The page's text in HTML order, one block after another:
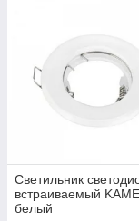
Светильник
встраиваемый
белый